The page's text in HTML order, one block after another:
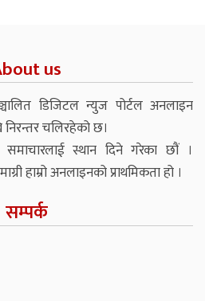
us
डिजिटल न्युज पोर्टल अनलाइन
चलिरहेको छ।
स्थान दिने गरेका छौं ।
हाम्रो अनलाइनको प्राथमिकता हो ।
सम्पर्क